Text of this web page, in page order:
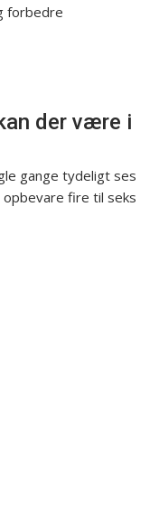
forbedre
der være i
gange tydeligt ses
fire til seks